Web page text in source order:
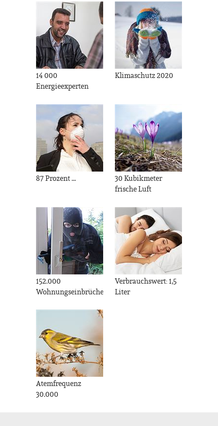
14 000
Energieexperten
Klimaschutz 2020
87 Prozent ...
30 Kubikmeter
frische Luft
152.000
Wohnungseinbrüche
Verbrauchswert: 1,5
Liter
Atemfrequenz
30.000